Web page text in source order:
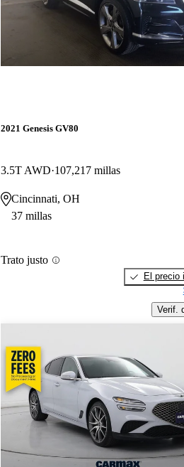
2021 Genesis GV80
3.5T AWD 107,217 millas
Cincinnati, OH
37 millas
Trato justo
El precio
Verif.